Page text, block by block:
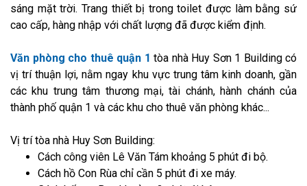
sáng mặt trời. Trang thiết bị trong toilet được làm bằng sứ
cao cấp, hàng nhập với chất lượng đã được kiểm định.
Văn phòng cho thuê quận 1 tòa nhà Huy Sơn 1 Building có
vị trí thuận lợi, nằm ngay khu vực trung tâm kinh doanh, gần
các khu trung tâm thương mại, tài chánh, hành chánh của
thành phố quận 1 và các khu cho thuê văn phòng khác...
Vị trí tòa nhà Huy Sơn Building:
Cách công viên Lê Văn Tám khoảng 5 phút đi bộ.
Cách hồ Con Rùa chỉ cần 5 phút đi xe máy.